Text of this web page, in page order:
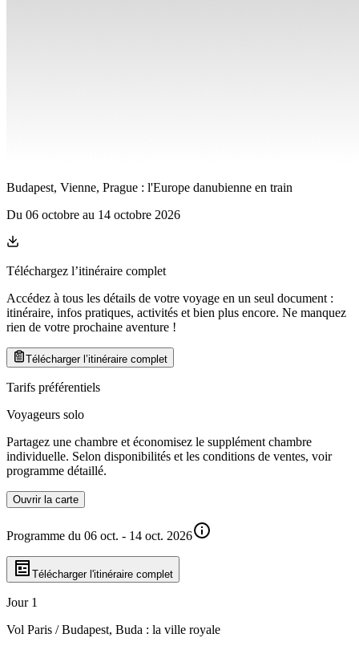
Budapest, Vienne, Prague : l'Europe danubienne en train
Du 06 octobre au 14 octobre 2026
Téléchargez l’itinéraire complet
Accédez à tous les détails de votre voyage en un seul document :
itinéraire, infos pratiques, activités et bien plus encore. Ne manquez
rien de votre prochaine aventure !
Télécharger l’itinéraire complet
Tarifs préférentiels
Voyageurs solo
Partagez une chambre et économisez le supplément chambre
individuelle. Selon disponibilités et les conditions de ventes, voir
programme détaillé.
Ouvrir la carte
Programme du 06 oct. - 14 oct. 2026
Télécharger l'itinéraire complet
Jour 1
Vol Paris / Budapest, Buda : la ville royale